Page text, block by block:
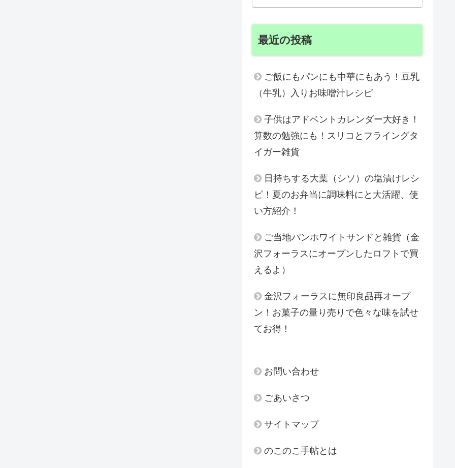
最近の投稿
ご飯にもパンにも中華にもあう！豆乳
（牛乳）入りお味噌汁レシピ
子供はアドベントカレンダー大好き！
算数の勉強にも！スリコとフライングタ
イガー雑貨
日持ちする大葉（シソ）の塩漬けレシ
ピ！夏のお弁当に調味料にと大活躍、使
い方紹介！
ご当地パンホワイトサンドと雑貨（金
沢フォーラスにオープンしたロフトで買
えるよ）
金沢フォーラスに無印良品再オープ
ン！お菓子の量り売りで色々な味を試せ
てお得！
お問い合わせ
ごあいさつ
サイトマップ
のこのこ手帖とは